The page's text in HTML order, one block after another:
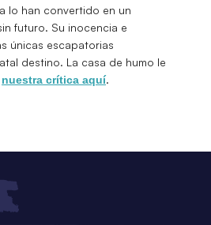
lo han convertido en un
futuro. Su inocencia e
únicas escapatorias
destino. La casa de humo le
nuestra crítica aquí.